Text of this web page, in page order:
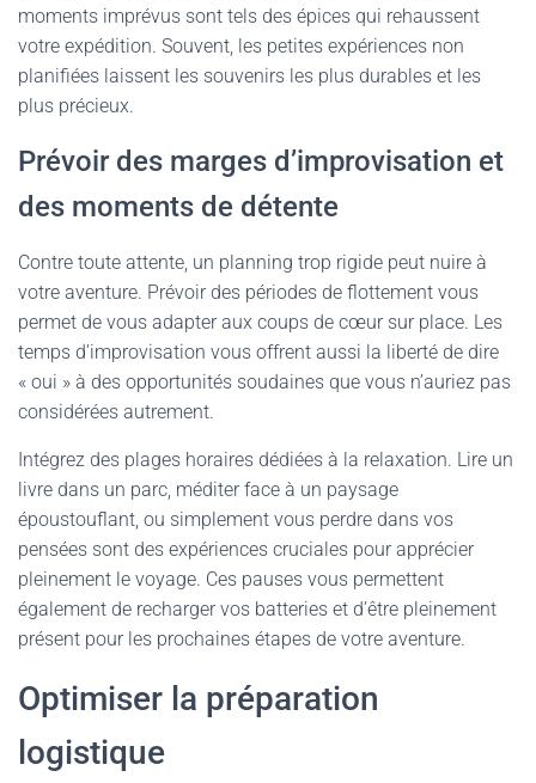
moments imprévus sont tels des épices qui rehaussent
votre expédition. Souvent, les petites expériences non
planifiées laissent les souvenirs les plus durables et les
plus précieux.
Prévoir des marges d’improvisation et
des moments de détente
Contre toute attente, un planning trop rigide peut nuire à
votre aventure. Prévoir des périodes de flottement vous
permet de vous adapter aux coups de cœur sur place. Les
temps d’improvisation vous offrent aussi la liberté de dire
« oui » à des opportunités soudaines que vous n’auriez pas
considérées autrement.
Intégrez des plages horaires dédiées à la relaxation. Lire un
livre dans un parc, méditer face à un paysage
époustouflant, ou simplement vous perdre dans vos
pensées sont des expériences cruciales pour apprécier
pleinement le voyage. Ces pauses vous permettent
également de recharger vos batteries et d’être pleinement
présent pour les prochaines étapes de votre aventure.
Optimiser la préparation
logistique